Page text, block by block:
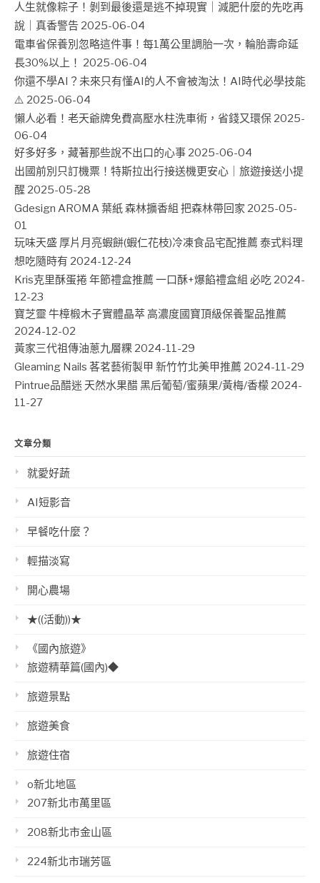
人生就像粽子！剝到最後還是逃不掉現實｜減肥什麼的先吃再
說｜真香警告 2025-06-04
電車省保養別忽略這件事！每1萬公里調胎一次，輪胎壽命延
長30%以上！ 2025-06-04
你還不學AI？未來只有懂AI的人不會被淘汰！AI時代必學技能
⚠️ 2025-06-04
懶人必看！老天爺牌免費高壓水柱洗車術，省錢又環保 2025-
06-04
好多好多，藏著那些說不出口的心事 2025-06-04
出國前別只訂機票！特斯拉出行接送機更安心｜旅遊接送小提
醒 2025-05-28
Gdesign AROMA 葉紙 森林擴香組 把森林帶回家 2025-05-
01
玩味天盛 厚片月亮蝦餅(蝦仁花枝)冷凍食品宅配推薦 泰式料理
想吃隨時有 2024-12-24
Kris克里酥蛋捲 年節禮盒推薦 一口酥+爆餡禮盒組 必吃 2024-
12-23
寶芝靈 牛樟椴木子實體晶萃 高濃度國寶頂級保養聖品推薦
2024-12-02
黃家三代祖傳油蔥九層粿 2024-11-29
Gleaming Nails 茖茗藝術製甲 新竹竹北美甲推薦 2024-11-29
Pintrue品醋迷 天然水果醋 黑后葡萄/蜜蘋果/黃梅/香檬 2024-
11-27
文章分類
就愛好蔬
AI短影音
早餐吃什麼？
輕描淡寫
開心農場
★((活動))★
《國內旅遊》
旅遊精華篇(國內)◆
旅遊景點
旅遊美食
旅遊住宿
o新北地區
207新北市萬里區
208新北市金山區
224新北市瑞芳區